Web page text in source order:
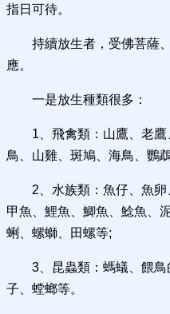
指日可待。
持續放生者，受佛菩薩
應。
一是放生種類很多：
1、飛禽類：山鷹、老
鳥、山雞、斑鳩、海鳥、鸚
2、水族類：魚仔、魚卵
甲魚、鯉魚、鯽魚、鯰魚、
蜊、螺螄、田螺等;
3、昆蟲類：螞蟻、餵
子、螳螂等。